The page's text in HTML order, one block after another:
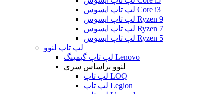
لپ تاپ ایسوس Core i3
لپ تاپ ایسوس Ryzen 9
لپ تاپ ایسوس Ryzen 7
لپ تاپ ایسوس Ryzen 5
لپ تاپ لنوو
لپ تاپ گیمینگ Lenovo
لنوو براساس سری
لپ تاپ LOQ
لپ تاپ Legion